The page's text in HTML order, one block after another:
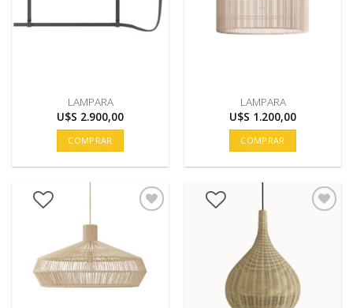
LAMPARA
U$S 2.900,00
COMPRAR
LAMPARA
U$S 1.200,00
COMPRAR